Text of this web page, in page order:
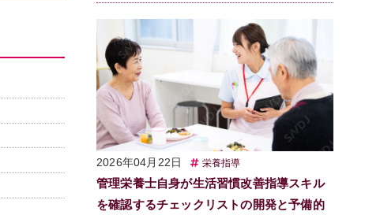
2026年04月22日 栄養指導
管理栄養士自身が生活習慣改善指導スキル
を確認するチェックリストの開発と予備的